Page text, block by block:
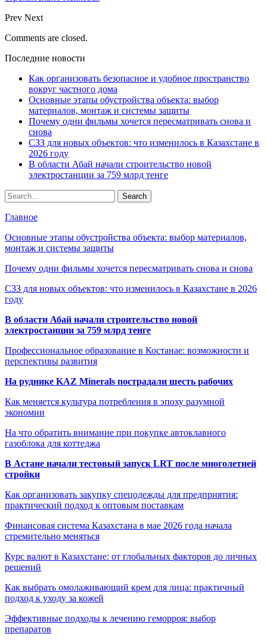
Prev Next
Comments are closed.
Последние новости
Как организовать безопасное и удобное пространство
вокруг частного дома
Основные этапы обустройства объекта: выбор
материалов, монтаж и системы защиты
Почему одни фильмы хочется пересматривать снова и
снова
СЗЗ для новых объектов: что изменилось в Казахстане в
2026 году
В области Абай начали строительство новой
электростанции за 759 млрд тенге
Главное
Основные этапы обустройства объекта: выбор материалов,
монтаж и системы защиты
Почему одни фильмы хочется пересматривать снова и снова
СЗЗ для новых объектов: что изменилось в Казахстане в 2026
году
В области Абай начали строительство новой
электростанции за 759 млрд тенге
Профессиональное образование в Костанае: возможности и
перспективы развития
На руднике KAZ Minerals пострадали шесть рабочих
Как меняется культура потребления в эпоху разумной
экономии
На что обратить внимание при покупке автоклавного
газоблока для коттеджа
В Астане начали тестовый запуск LRT после многолетней
стройки
Как организовать закупку спецодежды для предприятия:
практический подход к оптовым поставкам
Финансовая система Казахстана в мае 2026 года начала
стремительно меняться
Курс валют в Казахстане: от глобальных факторов до личных
решений
Как выбрать омолаживающий крем для лица: практичный
подход к уходу за кожей
Эффективные подходы к лечению геморроя: выбор
препаратов